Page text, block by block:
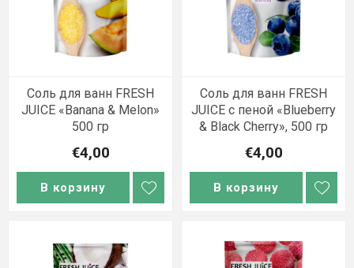
Соль для ванн FRESH
JUICE «Banana & Melon»
500 гр
€4,00
В корзину
Соль для ванн FRESH
JUICE с пеной «Blueberry
& Black Cherry», 500 гр
€4,00
В корзину